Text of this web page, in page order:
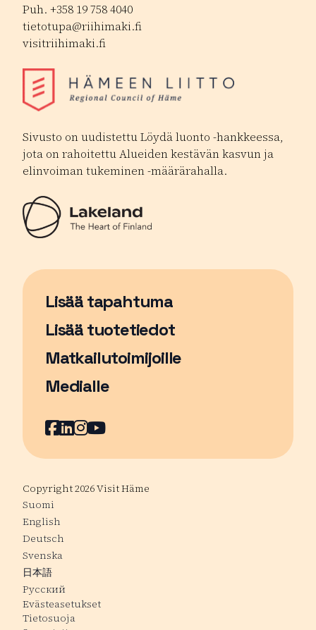
Puh. +358 19 758 4040
tietotupa@riihimaki.fi
visitriihimaki.fi
Sivusto on uudistettu Löydä luonto -hankkeessa,
jota on rahoitettu Alueiden kestävän kasvun ja
elinvoiman tukeminen -määrärahalla.
Lisää tapahtuma
Sivu avautuu uudessa ikkunassa
Lisää tuotetiedot
Matkailutoimijoille
Medialle
Facebook
Sivu avautuu uudessa ikkunassa
LinkedIn
Sivu avautuu uudessa ikkunassa
Instagram
Sivu avautuu uudessa
YouTube
Sivu avautuu uudessa
Copyright 2026 Visit Häme
Suomi
English
Deutsch
Svenska
日本語
Русский
Evästeasetukset
Tietosuoja